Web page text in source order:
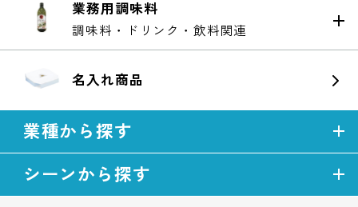
業務用調味料
調味料・ドリンク・飲料関連
名入れ商品
業種から探す
シーンから探す